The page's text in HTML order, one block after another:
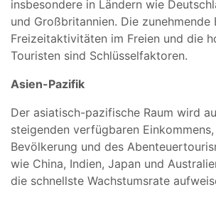
insbesondere in Ländern wie
und Großbritannien. Die zunehmende
Freizeitaktivitäten im Freien und die
Touristen sind Schlüsselfaktoren.
Asien-Pazifik
Der asiatisch-pazifische Raum wird
steigenden verfügbaren
Bevölkerung und des
wie China, Indien, Japan und
die schnellste Wachstumsrate